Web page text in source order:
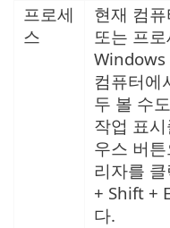
프로세
스
현재 컴
또는 프
Windows
컴퓨터에
두 볼 수
작업 표
우스 버
리자를
+ Shift +
다.